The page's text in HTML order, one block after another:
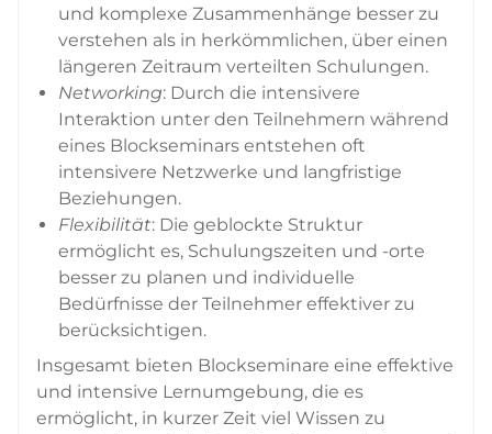
und komplexe Zusammenhänge besser zu
verstehen als in herkömmlichen, über einen
längeren Zeitraum verteilten Schulungen.
Networking: Durch die intensivere
Interaktion unter den Teilnehmern während
eines Blockseminars entstehen oft
intensivere Netzwerke und langfristige
Beziehungen.
Flexibilität: Die geblockte Struktur
ermöglicht es, Schulungszeiten und -orte
besser zu planen und individuelle
Bedürfnisse der Teilnehmer effektiver zu
berücksichtigen.
Insgesamt bieten Blockseminare eine effektive
und intensive Lernumgebung, die es
ermöglicht, in kurzer Zeit viel Wissen zu